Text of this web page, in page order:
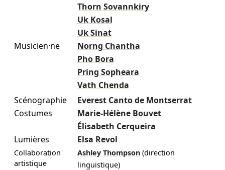
Thorn Sovannkiry
Uk Kosal
Uk Sinat
Musicien·ne
Norng Chantha
Pho Bora
Pring Sopheara
Vath Chenda
Scénographie
Everest Canto de Montserrat
Costumes
Marie-Hélène Bouvet
Élisabeth Cerqueira
Lumières
Elsa Revol
Collaboration
artistique
Ashley Thompson (direction
linguistique)